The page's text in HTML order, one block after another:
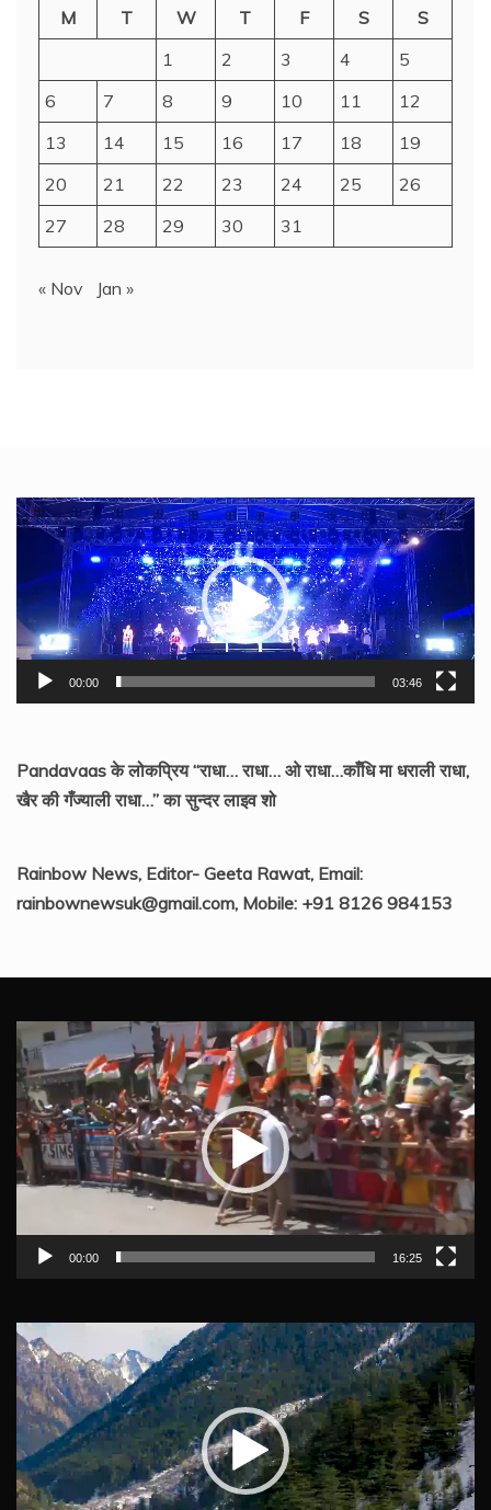
M
T W T F S
S
1
2 3 4
5
6
7 8 9 10 11
12
13
14 15 16 17 18
19
20
21 22 23 24 25
26
27
28 29 30 31
« Nov Jan »
Video
Player
00:00 03:46
Pandavaas के लोकप्रिय “राधा… राधा… ओ राधा…काँधि मा धराली राधा,
खैर की गँज्याली राधा…” का सुन्दर लाइव शो
Rainbow News, Editor- Geeta Rawat, Email:
rainbownewsuk@gmail.com, Mobile: +91 8126 984153
Video
Player
00:00 16:25
Video
Player